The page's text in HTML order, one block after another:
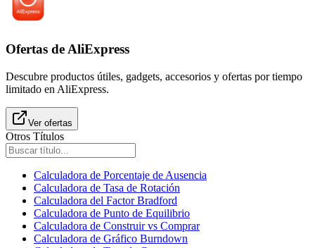
Ofertas de AliExpress
Descubre productos útiles, gadgets, accesorios y ofertas por tiempo
limitado en AliExpress.
Ver ofertas
Otros Títulos
Calculadora de Porcentaje de Ausencia
Calculadora de Tasa de Rotación
Calculadora del Factor Bradford
Calculadora de Punto de Equilibrio
Calculadora de Construir vs Comprar
Calculadora de Gráfico Burndown